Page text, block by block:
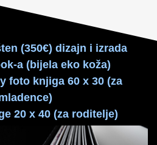
(350€) dizajn i izrada
a (bijela eko koža)
foto knjiga 60 x 30 (za
20 x 40 (za roditelje)